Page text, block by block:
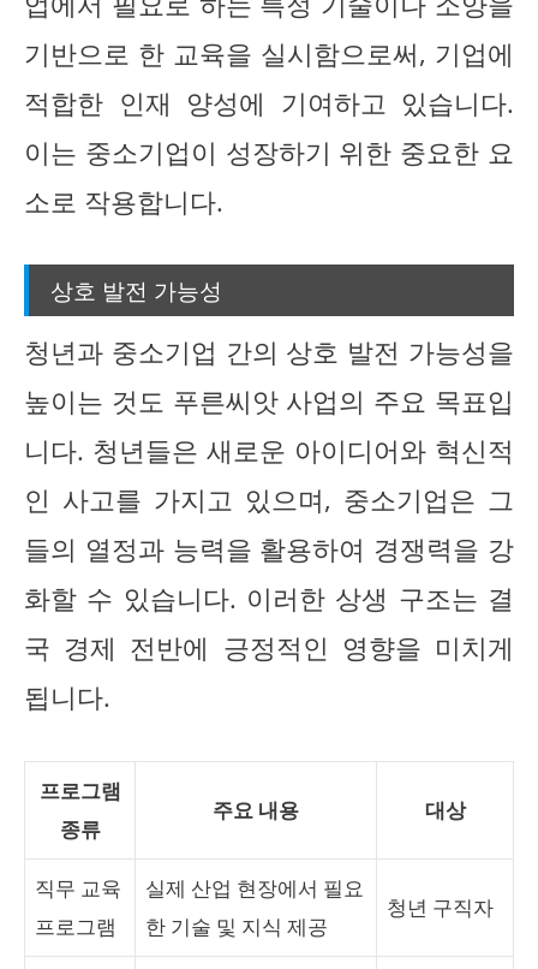
기반으로 한 교육을 실시함으로써, 기업에
적합한 인재 양성에 기여하고 있습니다.
이는 중소기업이 성장하기 위한 중요한 요
소로 작용합니다.
상호 발전 가능성
청년과 중소기업 간의 상호 발전 가능성을
높이는 것도 푸른씨앗 사업의 주요 목표입
니다. 청년들은 새로운 아이디어와 혁신적
인 사고를 가지고 있으며, 중소기업은 그
들의 열정과 능력을 활용하여 경쟁력을 강
화할 수 있습니다. 이러한 상생 구조는 결
국 경제 전반에 긍정적인 영향을 미치게
됩니다.
프로그램
종류
주요 내용 대상
직무 교육
프로그램
실제 산업 현장에서 필요
한 기술 및 지식 제공
청년 구직자